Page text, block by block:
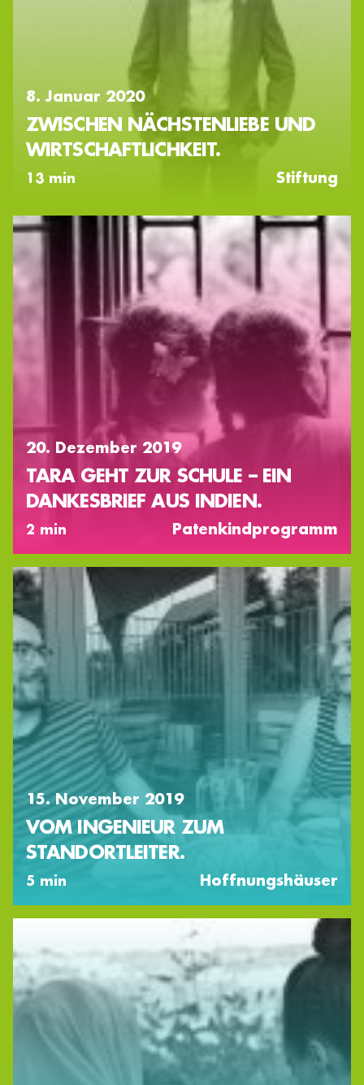
8. Januar 2020
ZWISCHEN NÄCHSTENLIEBE UND
WIRTSCHAFTLICHKEIT.
13 min Stiftung
20. Dezember 2019
TARA GEHT ZUR SCHULE – EIN
DANKESBRIEF AUS INDIEN.
2 min Patenkindprogramm
15. November 2019
VOM INGENIEUR ZUM
STANDORTLEITER.
5 min Hoffnungshäuser